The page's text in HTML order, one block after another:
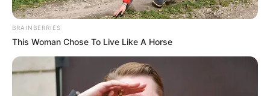
BRAINBERRIES
This Woman Chose To Live Like A Horse